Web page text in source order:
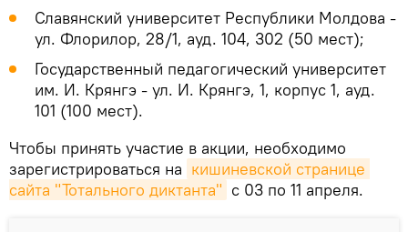
Славянский университет Республики Молдова -
ул. Флорилор, 28/1, ауд. 104, 302 (50 мест);
Государственный педагогический университет
им. И. Крянгэ - ул. И. Крянгэ, 1, корпус 1, ауд.
101 (100 мест).
Чтобы принять участие в акции, необходимо
зарегистрироваться на кишиневской странице
сайта "Тотального диктанта" с 03 по 11 апреля.